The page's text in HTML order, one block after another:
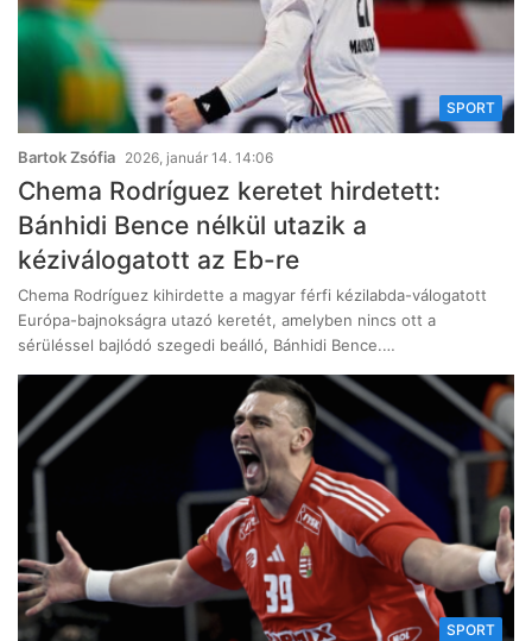
SPORT
Bartok Zsófia 2026, január 14. 14:06
Chema Rodríguez keretet hirdetett:
Bánhidi Bence nélkül utazik a
kéziválogatott az Eb-re
Chema Rodríguez kihirdette a magyar férfi kézilabda-válogatott
Európa-bajnokságra utazó keretét, amelyben nincs ott a
sérüléssel bajlódó szegedi beálló, Bánhidi Bence.…
SPORT